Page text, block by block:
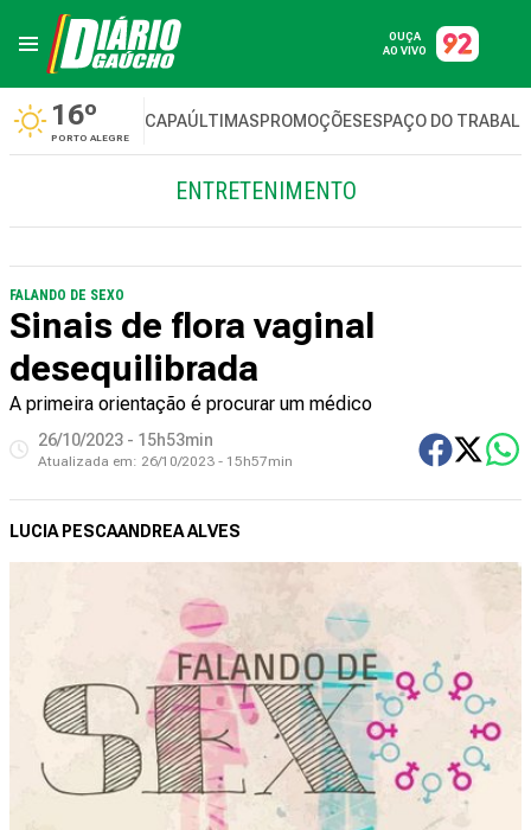
OUÇA
AO VIVO
16º
PORTO ALEGRE
CAPAÚLTIMASPROMOÇÕESESPAÇO DO
ENTRETENIMENTO
FALANDO DE SEXO
Sinais de flora vaginal
desequilibrada
A primeira orientação é procurar um médico
26/10/2023 - 15h53min
Atualizada em: 26/10/2023 - 15h57min
LUCIA PESCAANDREA ALVES